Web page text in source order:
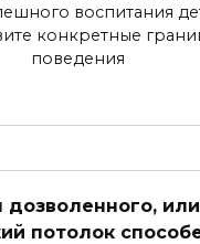
воспитания
конкретные
поведения
дозволенного,
потолок